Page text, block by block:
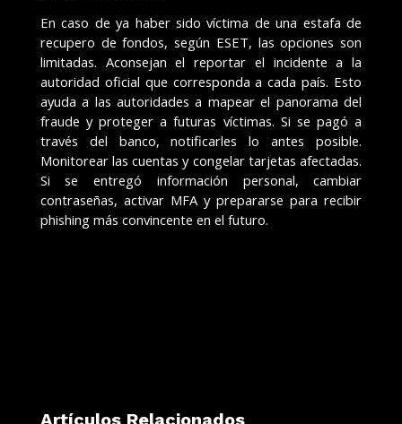
En caso de ya haber sido víctima de una estafa de
recupero de fondos, según ESET, las opciones son
limitadas. Aconsejan el reportar el incidente a la
autoridad oficial que corresponda a cada país. Esto
ayuda a las autoridades a mapear el panorama del
fraude y proteger a futuras víctimas. Si se pagó a
través del banco, notificarles lo antes posible.
Monitorear las cuentas y congelar tarjetas afectadas.
Si se entregó información personal, cambiar
contraseñas, activar MFA y prepararse para recibir
phishing más convincente en el futuro.
Artículos Relacionados